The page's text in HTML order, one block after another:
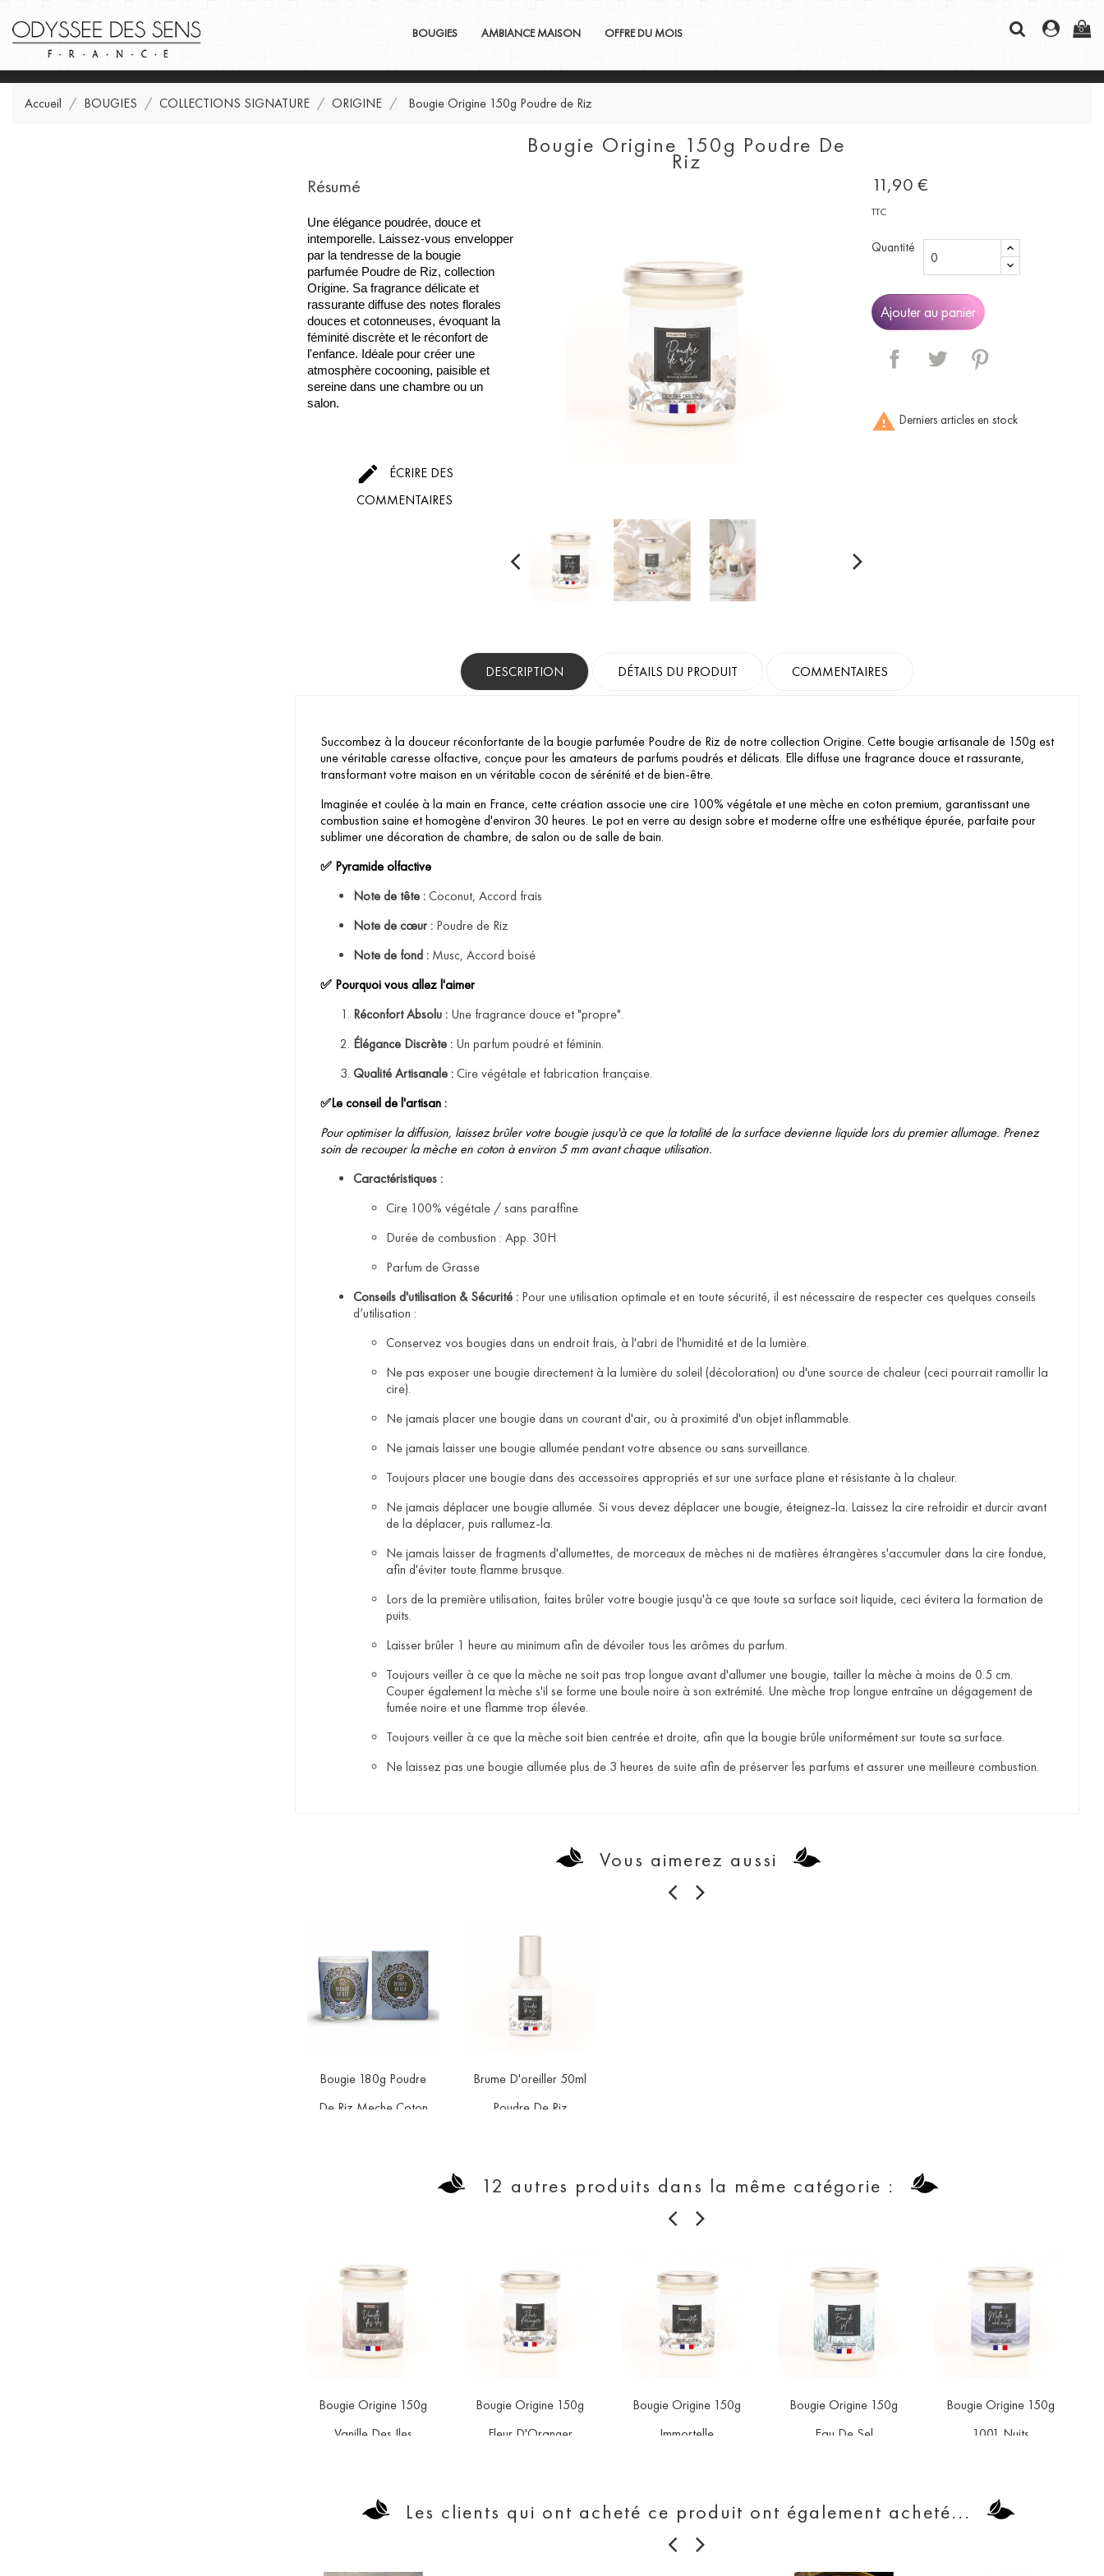
BOUGIES AMBIANCE MAISON OFFRE DU MOIS 0
Accueil BOUGIES COLLECTIONS SIGNATURE ORIGINE Bougie Origine 150g Poudre de Riz
Résumé
Une élégance poudrée, douce et
intemporelle. Laissez-vous envelopper
par la tendresse de la bougie
parfumée Poudre de Riz, collection
Origine. Sa fragrance délicate et
rassurante diffuse des notes florales
douces et cotonneuses, évoquant la
féminité discrète et le réconfort de
l'enfance. Idéale pour créer une
atmosphère cocooning, paisible et
sereine dans une chambre ou un
salon.

ÉCRIRE DES
COMMENTAIRES
Bougie Origine 150g Poudre De
Riz
11,90 €
TTC
Quantité
Ajouter au panier
 Derniers articles en stock
DESCRIPTION DÉTAILS DU PRODUIT COMMENTAIRES
Succombez à la douceur réconfortante de la bougie parfumée Poudre de Riz de notre collection Origine. Cette bougie artisanale de 150g est
une véritable caresse olfactive, conçue pour les amateurs de parfums poudrés et délicats. Elle diffuse une fragrance douce et rassurante,
transformant votre maison en un véritable cocon de sérénité et de bien-être.
Imaginée et coulée à la main en France, cette création associe une cire 100% végétale et une mèche en coton premium, garantissant une
combustion saine et homogène d'environ 30 heures. Le pot en verre au design sobre et moderne offre une esthétique épurée, parfaite pour
sublimer une décoration de chambre, de salon ou de salle de bain.
✅Pyramide olfactive
Note de tête :Coconut, Accord frais
Note de cœur :Poudre de Riz
Note de fond :Musc, Accord boisé
✅Pourquoi vous allez l'aimer
Réconfort Absolu :Une fragrance douce et "propre".
Élégance Discrète :Un parfum poudré et féminin.
Qualité Artisanale :Cire végétale et fabrication française.
✅Le conseil de l'artisan :
Pour optimiser la diffusion, laissez brûler votre bougie jusqu'à ce que la totalité de la surface devienne liquide lors du premier allumage. Prenez
soin de recouper la mèche en coton à environ 5 mm avant chaque utilisation.
Caractéristiques :
Cire 100% végétale / sans paraffine
Durée de combustion : App. 30H
Parfum de Grasse
Conseils d'utilisation & Sécurité :Pour une utilisation optimale et en toute sécurité, il est nécessaire de respecter ces quelques conseils
d’utilisation :
Conservez vos bougies dans un endroit frais, à l'abri de l'humidité et de la lumière.
Ne pas exposer une bougie directement à la lumière du soleil (décoloration) ou d'une source de chaleur (ceci pourrait ramollir la
cire).
Ne jamais placer une bougie dans un courant d'air, ou à proximité d'un objet inflammable.
Ne jamais laisser une bougie allumée pendant votre absence ou sans surveillance.
Toujours placer une bougie dans des accessoires appropriés et sur une surface plane et résistante à la chaleur.
Ne jamais déplacer une bougie allumée. Si vous devez déplacer une bougie, éteignez-la. Laissez la cire refroidir et durcir avant
de la déplacer, puis rallumez-la.
Ne jamais laisser de fragments d'allumettes, de morceaux de mèches ni de matières étrangères s'accumuler dans la cire fondue,
afin d'éviter toute flamme brusque.
Lors de la première utilisation, faites brûler votre bougie jusqu'à ce que toute sa surface soit liquide, ceci évitera la formation de
puits.
Laisser brûler 1 heure au minimum afin de dévoiler tous les arômes du parfum.
Toujours veiller à ce que la mèche ne soit pas trop longue avant d'allumer une bougie, tailler la mèche à moins de 0.5 cm.
Couper également la mèche s'il se forme une boule noire à son extrémité. Une mèche trop longue entraîne un dégagement de
fumée noire et une flamme trop élevée.
Toujours veiller à ce que la mèche soit bien centrée et droite, afin que la bougie brûle uniformément sur toute sa surface.
Ne laissez pas une bougie allumée plus de 3 heures de suite afin de préserver les parfums et assurer une meilleure combustion.
Vous aimerez aussi
Bougie 180g Poudre
De Riz Meche Coton
 favorite
Brume D'oreiller 50ml
Poudre De Riz
 favorite
12 autres produits dans la même catégorie :
Bougie Origine 150g
Vanille Des Iles
 favorite
Bougie Origine 150g
Fleur D'Oranger
 favorite
Bougie Origine 150g
Immortelle
 favorite
Bougie Origine 150g
Eau De Sel
 favorite
Bougie Origine 150g
1001 Nuits
 favorite
Les clients qui ont acheté ce produit ont également acheté...